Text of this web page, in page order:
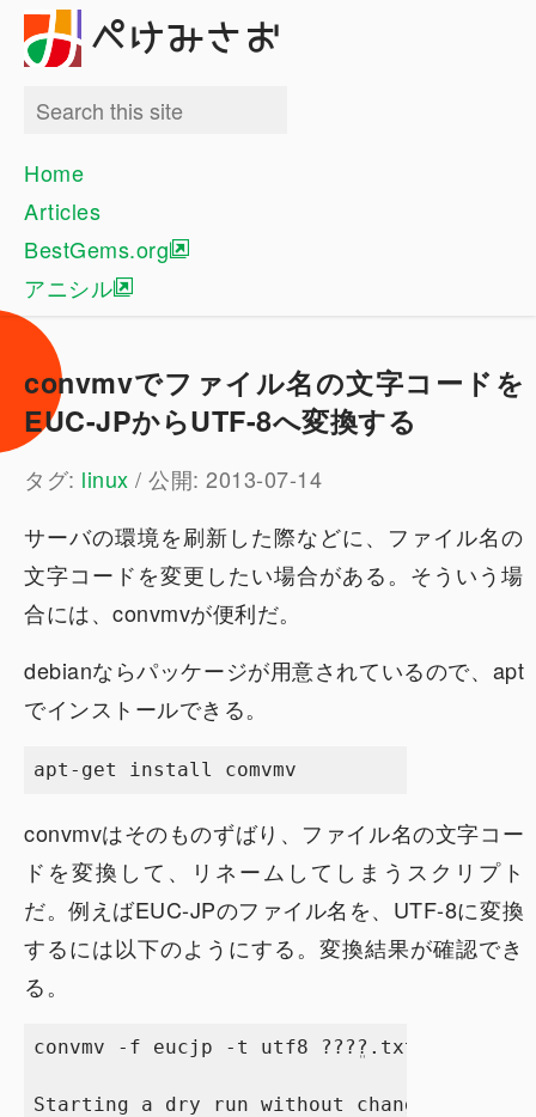
ぺけみさお
Home
Articles
BestGems.org
アニシル
convmvでファイル名の文字コードを
EUC-JPからUTF-8へ変換する
タグ: linux / 公開: 2013-07-14
サーバの環境を刷新した際などに、ファイル名の
文字コードを変更したい場合がある。そういう場
合には、convmvが便利だ。
debianならパッケージが用意されているので、apt
でインストールできる。
convmvはそのものずばり、ファイル名の文字コー
ドを変換して、リネームしてしまうスクリプト
だ。例えばEUC-JPのファイル名を、UTF-8に変換
するには以下のようにする。変換結果が確認でき
る。
convmv -f eucjp -t utf8 ???ܸ?.txt
Starting a dry run without changes...